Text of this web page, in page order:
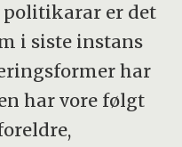
politikarar er det
i siste instans
har
har vore følgt